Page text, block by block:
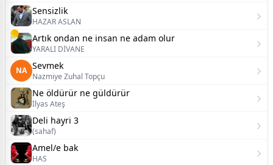
Sensizlik
HAZAR ASLAN
Artık ondan ne insan ne adam olur
YARALI DİVANE
NA Sevmek
Nazmiye Zuhal Topçu
Ne öldürür ne güldürür
İlyas Ateş
Deli hayri 3
(sahaf)
Amel/e bak
HAS